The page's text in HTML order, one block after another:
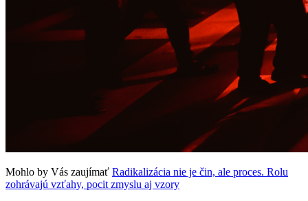
Mohlo by Vás zaujímať Radikalizácia nie je čin, ale proces. Rolu
zohrávajú vzťahy, pocit zmyslu aj vzory